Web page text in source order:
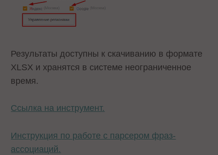
Результаты доступны к скачиванию в формате
XLSX и хранятся в системе неограниченное
время.
Ссылка на инструмент.
Инструкция по работе с парсером фраз-
ассоциаций.